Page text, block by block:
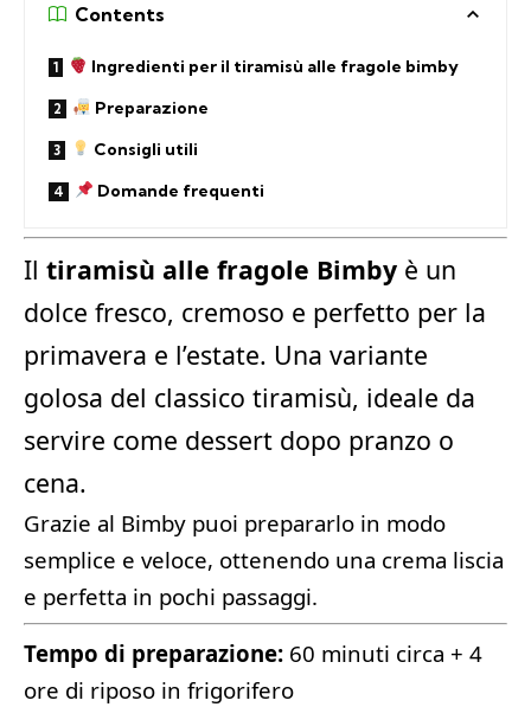
Contents
Ingredienti per il tiramisù alle fragole bimby
Preparazione
Consigli utili
Domande frequenti
Il tiramisù alle fragole Bimby è un
dolce fresco, cremoso e perfetto per la
primavera e l’estate. Una variante
golosa del classico tiramisù, ideale da
servire come dessert dopo pranzo o
cena.
Grazie al Bimby puoi prepararlo in modo
semplice e veloce, ottenendo una crema liscia
e perfetta in pochi passaggi.
Tempo di preparazione: 60 minuti circa + 4
ore di riposo in frigorifero